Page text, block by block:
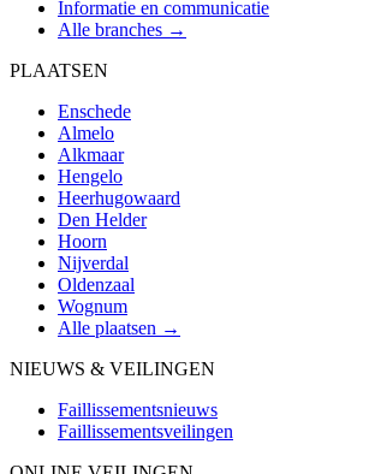
Informatie en communicatie
Alle branches →
PLAATSEN
Enschede
Almelo
Alkmaar
Hengelo
Heerhugowaard
Den Helder
Hoorn
Nijverdal
Oldenzaal
Wognum
Alle plaatsen →
NIEUWS & VEILINGEN
Faillissementsnieuws
Faillissementsveilingen